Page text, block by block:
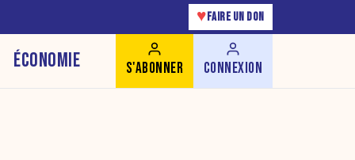
♥ FAIRE UN DON
ÉCONOMIE S'ABONNER CONNEXION